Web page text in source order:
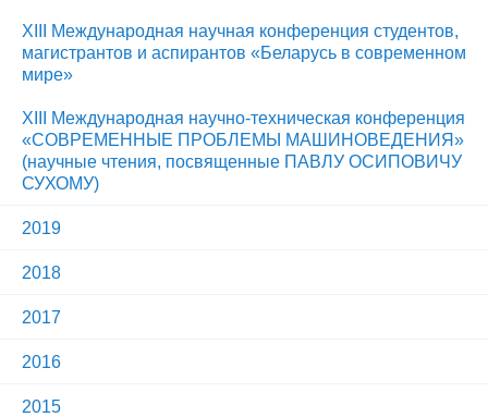
XIII Международная научная конференция студентов,
магистрантов и аспирантов «Беларусь в современном
мире»
XIII Международная научно-техническая конференция
«СОВРЕМЕННЫЕ ПРОБЛЕМЫ МАШИНОВЕДЕНИЯ»
(научные чтения, посвященные ПАВЛУ ОСИПОВИЧУ
СУХОМУ)
2019
2018
2017
2016
2015